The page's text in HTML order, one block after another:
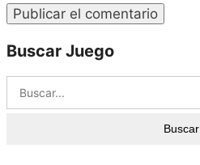
Buscar Juego
Buscar